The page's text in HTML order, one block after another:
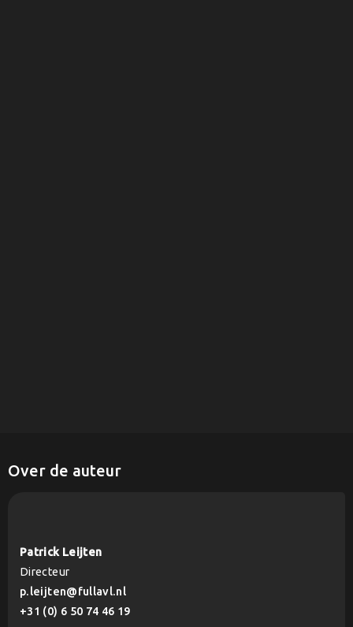
Over de auteur
Patrick Leijten
Directeur
p.leijten@fullavl.nl
+31 (0) 6 50 74 46 19